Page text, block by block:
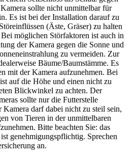
sollte nicht unmittelbar für
Es ist bei der Installation darauf zu
(Äste, Gräser) zu halten
möglichen Störfaktoren ist auch in
der Kamera gegen die Sonne und
zu vermeiden. Zur
Bäume/Baumstämme. Es
mit der Kamera aufzunehmen. Bei
auf die Höhe und einen nicht zu
Blickwinkel zu achten. Der
sollte nur die Futterstelle
darf dabei nicht zu steil sein,
von Tieren in der unmittelbaren
Bitte beachten Sie: das
genehmigungspflichtig. Sprechen
an.